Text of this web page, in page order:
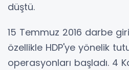
düştü.
15 Temmuz 2016 darbe
özellikle HDP'ye yönelik
operasyonları başladı. 4